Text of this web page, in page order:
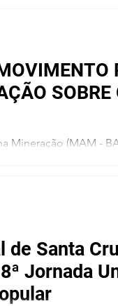
O acordo entre a Companhia
de Santa
Jornada